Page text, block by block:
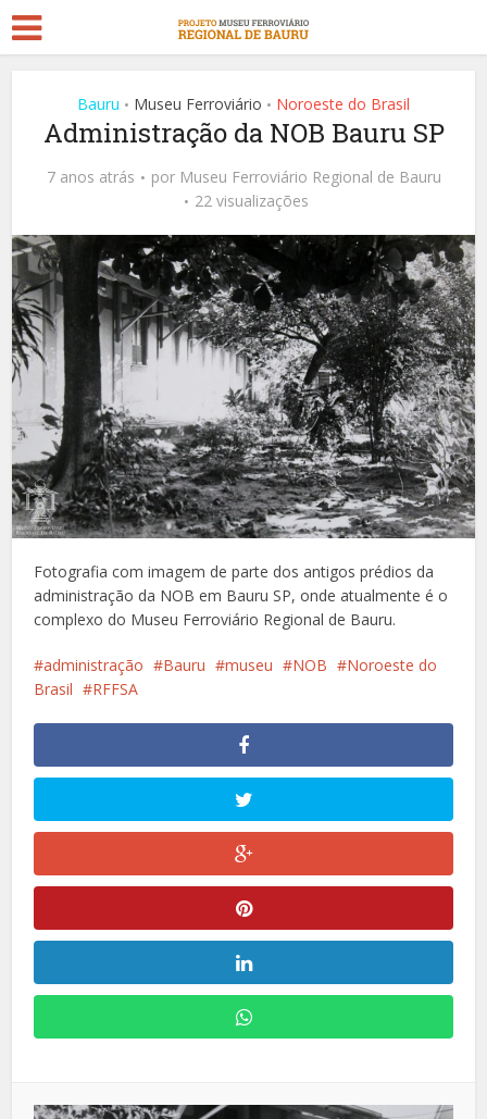
Bauru • Museu Ferroviário • Noroeste do Brasil
Administração da NOB Bauru SP
7 anos atrás por Museu Ferroviário Regional de Bauru
22 visualizações
Fotografia com imagem de parte dos antigos prédios da
administração da NOB em Bauru SP, onde atualmente é o
complexo do Museu Ferroviário Regional de Bauru.
administração Bauru museu NOB
Noroeste do
Brasil
RFFSA